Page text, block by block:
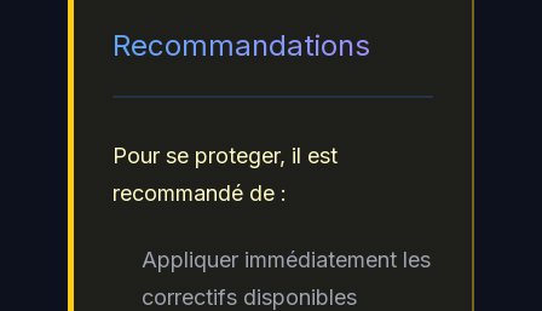
Recommandations
Pour se proteger, il est
recommandé de :
Appliquer immédiatement les
correctifs disponibles